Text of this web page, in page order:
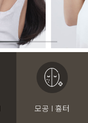
모공 I 흉터